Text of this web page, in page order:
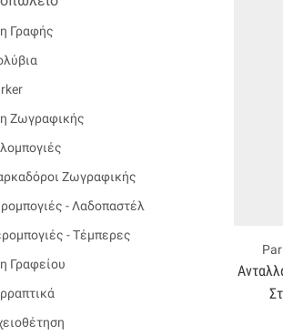
Γραφής
Ζωγραφικής
Ζωγραφικής
- Λαδοπαστέλ
- Τέμπερες
Γραφείου